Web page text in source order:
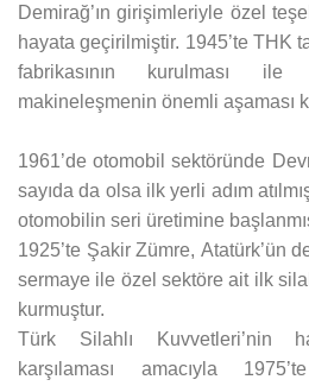
Demirağ’ın girişimleriyle özel
hayata geçirilmiştir. 1945’te THK
fabrikasının kurulması ile
makineleşmenin önemli aşaması
1961’de otomobil sektöründe
sayıda da olsa ilk yerli adım
otomobilin seri üretimine
1925’te Şakir Zümre, Atatürk’ün
sermaye ile özel sektöre ait ilk
kurmuştur.
Türk Silahlı Kuvvetleri’nin
karşılaması amacıyla